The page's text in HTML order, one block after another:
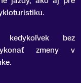
bez
zmeny v